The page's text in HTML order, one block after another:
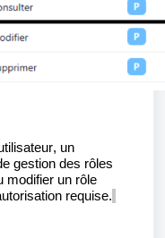
un
gestion des rôles
modifier un rôle
requise.